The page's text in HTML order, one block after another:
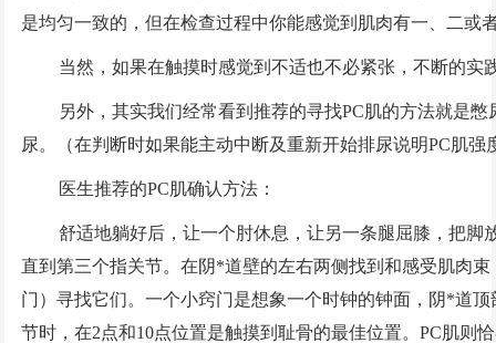
是均匀一致的，但在检查过程中你能感觉到肌肉有一、二或
当然，如果在触摸时感觉到不适也不必紧张，不断的实
另外，其实我们经常看到推荐的寻找PC肌的方法就是
尿。（在判断时如果能主动中断及重新开始排尿说明PC肌强
医生推荐的PC肌确认方法：
舒适地躺好后，让一个肘休息，让另一条腿屈膝，把
直到第三个指关节。在阴*道壁的左右两侧找到和感受肌肉
门）寻找它们。一个小窍门是想象一个时钟的钟面，阴*道
节时，在2点和10点位置是触摸到耻骨的最佳位置。PC肌则